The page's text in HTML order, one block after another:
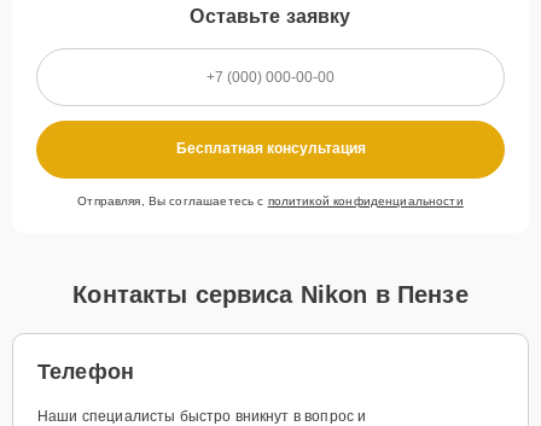
Оставьте заявку
Бесплатная консультация
Отправляя, Вы соглашаетесь с политикой конфиденциальности
Контакты сервиса Nikon в Пензе
Телефон
Наши специалисты быстро вникнут в вопрос и